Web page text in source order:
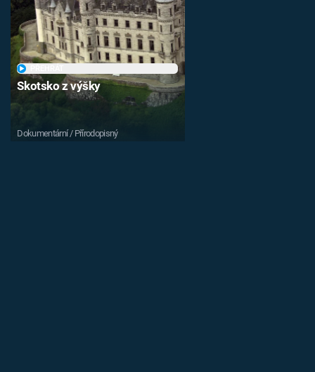
Skotsko z výšky
Dokumentární / Přírodopisný